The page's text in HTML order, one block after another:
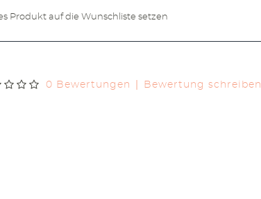
0 Bewertungen | Bewertung schreiben
Produkt auf die Wunschliste setzen